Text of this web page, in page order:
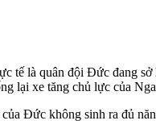
tế là quân đội Đức đang
lại xe tăng chủ lực của
Đức không sinh ra đủ